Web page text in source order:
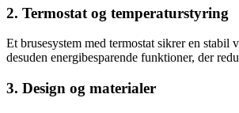
2. Termostat og temperaturstyring
Et brusesystem med termostat sikrer en
desuden energibesparende funktioner, der
3. Design og materialer